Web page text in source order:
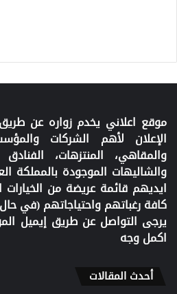
موقع اعلاني يخدم زواره عن
الإعلان لأهم الشركات
والمقاهي، المنتزهات، الفنادق
والشاليهات الموجودة بالمملكة
ايديهم قائمة عريضة من
كافة رغباتهم واحتياجاتهم (في
يرجى التواصل عن طريق إيميل
اكمل وجه
أحدث المقالات